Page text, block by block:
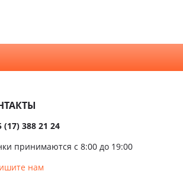
(17) 388 21 24
принимаются с 8:00 до 19:00
нам